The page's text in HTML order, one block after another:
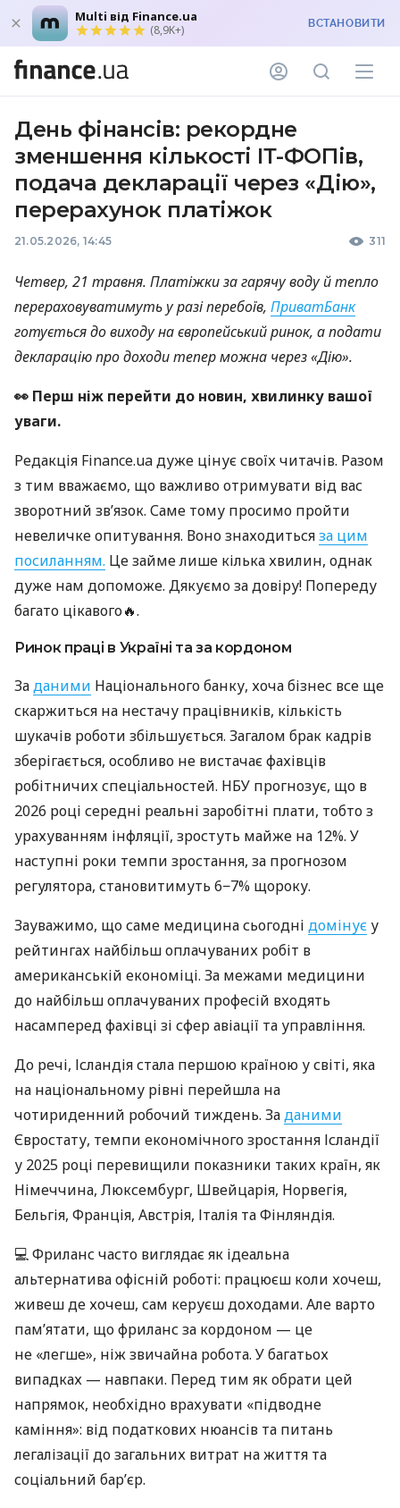
Multi від Finance.ua
(8,9K+) ВСТАНОВИТИ
День фінансів: рекордне
зменшення кількості ІТ-ФОПів,
подача декларації через «Дію»,
перерахунок платіжок
21.05.2026, 14:45 311
Четвер, 21 травня. Платіжки за гарячу воду й тепло
перераховуватимуть у разі перебоїв, ПриватБанк
готується до виходу на європейський ринок, а подати
декларацію про доходи тепер можна через «Дію».
👀 Перш ніж перейти до новин, хвилинку вашої
уваги.
Редакція Finance.ua дуже цінує своїх читачів. Разом
з тим вважаємо, що важливо отримувати від вас
зворотний зв’язок. Саме тому просимо пройти
невеличке опитування. Воно знаходитьсяза цим
посиланням. Це займе лише кілька хвилин, однак
дуже нам допоможе. Дякуємо за довіру! Попереду
багато цікавого🔥.
Ринок праці в Україні та за кордоном
Заданими Національного банку, хоча бізнес все ще
скаржиться на нестачу працівників, кількість
шукачів роботи збільшується. Загалом брак кадрів
зберігається, особливо не вистачає фахівців
робітничих спеціальностей. НБУ прогнозує, що в
2026 році середні реальні заробітні плати, тобто з
урахуванням інфляції, зростуть майже на 12%. У
наступні роки темпи зростання, за прогнозом
регулятора, становитимуть 6−7% щороку.
Зауважимо, що саме медицина сьогодні домінує у
рейтингах найбільш оплачуваних робіт в
американській економіці. За межами медицини
до найбільш оплачуваних професій входять
насамперед фахівці зі сфер авіації та управління.
До речі, Ісландія стала першою країною у світі, яка
на національному рівні перейшла на
чотириденний робочий тиждень. Заданими
Євростату, темпи економічного зростання Ісландії
у 2025 році перевищили показники таких країн, як
Німеччина, Люксембург, Швейцарія, Норвегія,
Бельгія, Франція, Австрія, Італія та Фінляндія.
💻 Фриланс часто виглядає як ідеальна
альтернатива офісній роботі: працюєш коли хочеш,
живеш де хочеш, сам керуєш доходами. Але варто
пам’ятати, що фриланс за кордоном — це
не «легше», ніж звичайна робота. У багатьох
випадках — навпаки. Перед тим як обрати цей
напрямок, необхідно врахувати «підводне
каміння»: від податкових нюансів та питань
легалізації до загальних витрат на життя та
соціальний бар’єр.